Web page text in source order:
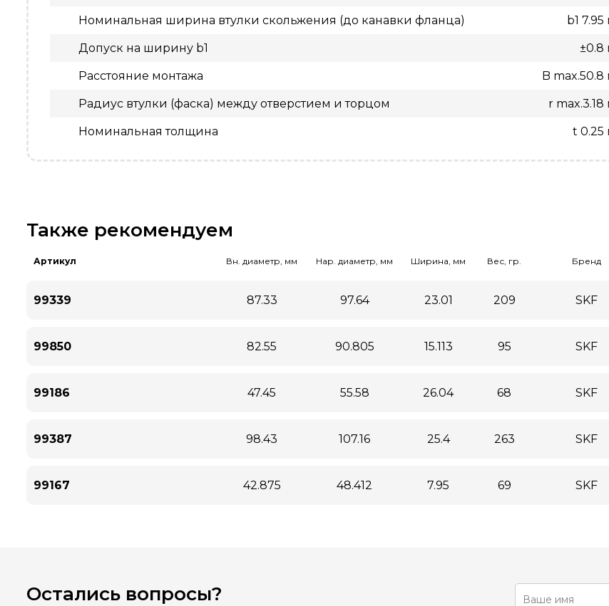
Номинальная ширина втулки скольжения (до канавки фланца) b1 7.95
Допуск на ширину b1 ±0.8
Расстояние монтажа B max.50.8
Радиус втулки (фаска) между отверстием и торцом r max.3.18
Номинальная толщина t 0.25
Также рекомендуем
Артикул Вн. диаметр, мм Нар. диаметр, мм Ширина, мм Вес, гр. Бренд
99339 87.33 97.64 23.01 209 SKF
99850 82.55 90.805 15.113 95 SKF
99186 47.45 55.58 26.04 68 SKF
99387 98.43 107.16 25.4 263 SKF
99167 42.875 48.412 7.95 69 SKF
Остались вопросы?